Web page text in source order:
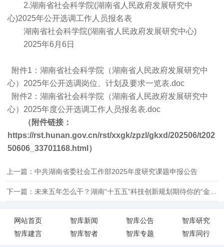
2.湖南省社会科学院(湖南省人民政府发展研究中
心)2025年公开选调工作人员报名表
湖南省社会科学院(湖南省人民政府发展研究中心)
2025年6月6日
附件1：湖南省社会科学院（湖南省人民政府发展研究中
心）2025年公开选调岗位、计划及要求一览表.doc
附件2：湖南省社会科学院（湖南省人民政府发展研究中
心）2025年度公开选调工作人员报名表.doc
（附件链接：
https://rst.hunan.gov.cn/rst/xxgk/zpzl/gkxd/202506/t202
50606_33701168.html）
上一篇：中共湖南省委社会工作部2025年度研究课题申报公告
网站首页 智库新闻 智库公告
智库研究
智库建言
智库智者 智库专题 智库同行